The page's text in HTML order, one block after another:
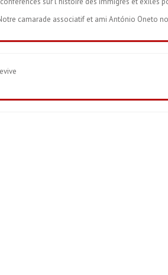
camarade associatif et ami António Oneto